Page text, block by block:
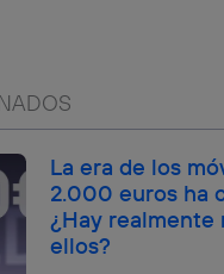
La era de los
2.000 euros ha
¿Hay realmente
ellos?